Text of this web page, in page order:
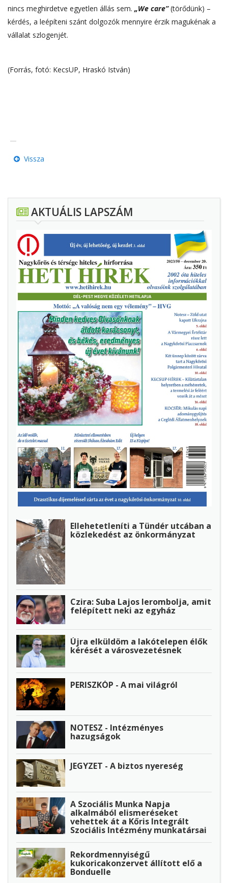
nincs meghirdetve egyetlen állás sem. „We care”(törődünk) –
kérdés, a leépíteni szánt dolgozók mennyire érzik magukénak a
vállalat szlogenjét.
(Forrás, fotó: KecsUP, Hraskó István)
Vissza
AKTUÁLIS LAPSZÁM
Ellehetetleníti a Tündér utcában a
közlekedést az önkormányzat
Czira: Suba Lajos lerombolja, amit
felépített neki az egyház
Újra elküldöm a lakótelepen élők
kérését a városvezetésnek
PERISZKÓP - A mai világról
NOTESZ - Intézményes
hazugságok
JEGYZET - A biztos nyereség
A Szociális Munka Napja
alkalmából elismeréseket
vehettek át a Kőris Integrált
Szociális Intézmény munkatársai
Rekordmennyiségű
kukoricakonzervet állított elő a
Bonduelle